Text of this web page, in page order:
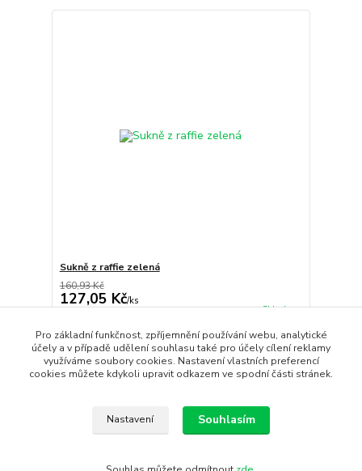
Sukně z raffie zelená
160,93 Kč
127,05 Kč/ks
Skladem
Přidat do košíku
Pro základní funkčnost, zpříjemnění používání webu, analytické
účely a v případě udělení souhlasu také pro účely cílení reklamy
využíváme soubory cookies. Nastavení vlastních preferencí
cookies můžete kdykoli upravit odkazem ve spodní části stránek.
Nastavení Souhlasím